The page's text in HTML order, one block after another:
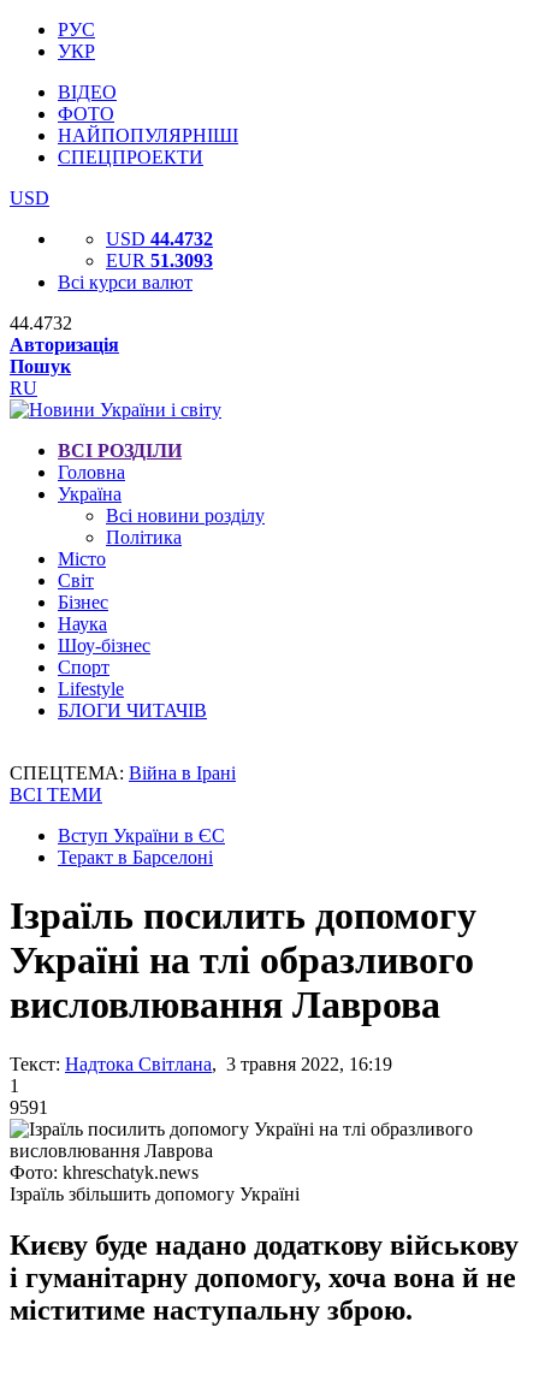
РУС
УКР
ВІДЕО
ФОТО
НАЙПОПУЛЯРНІШІ
СПЕЦПРОЕКТИ
USD
USD 44.4732
EUR 51.3093
Всі курси валют
44.4732
Авторизація
Пошук
RU
ВСІ РОЗДІЛИ
Головна
Україна
Всі новини розділу
Політика
Місто
Світ
Бізнес
Наука
Шоу-бізнес
Спорт
Lifestyle
БЛОГИ ЧИТАЧІВ
СПЕЦТЕМА: Війна в Ірані
ВСІ ТЕМИ
Вступ України в ЄС
Теракт в Барселоні
Ізраїль посилить допомогу
Україні на тлі образливого
висловлювання Лаврова
Текст: Надтока Світлана, 3 травня 2022, 16:19
1
9591
Фото: khreschatyk.news
Ізраїль збільшить допомогу Україні
Києву буде надано додаткову військову
і гуманітарну допомогу, хоча вона й не
міститиме наступальну зброю.